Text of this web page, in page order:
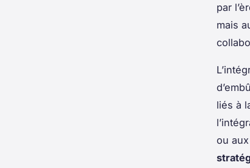
par
mais
liés à
ou